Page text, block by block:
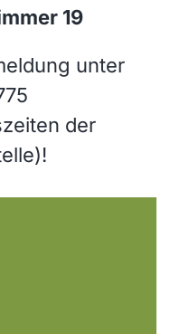
19
unter
der